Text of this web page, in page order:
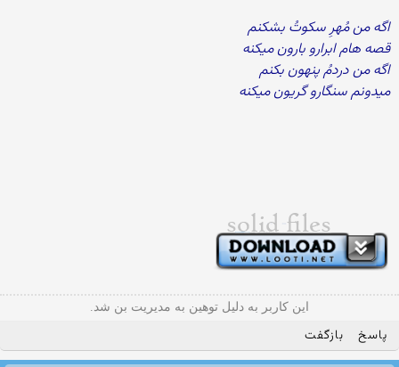
اگه من مُهرِ سکوتُ بشکنم
قصه هام ابرارو بارون میکنه
اگه من دردمُ پنهون بکنم
میدونم سنگارو گریون میکنه
این کاربر به دلیل توهین به مدیریت بن شد.
پاسخ بازگفت